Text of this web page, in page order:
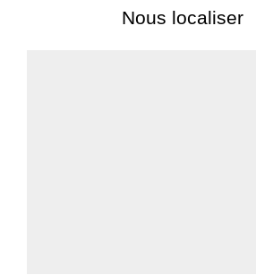
Nous localiser